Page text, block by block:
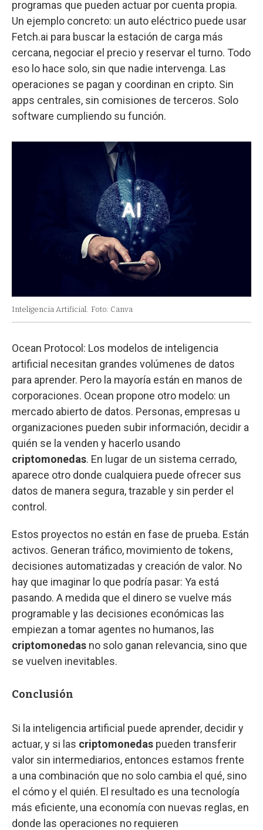
programas que pueden actuar por cuenta propia.
Un ejemplo concreto: un auto eléctrico puede usar
Fetch.ai para buscar la estación de carga más
cercana, negociar el precio y reservar el turno. Todo
eso lo hace solo, sin que nadie intervenga. Las
operaciones se pagan y coordinan en cripto. Sin
apps centrales, sin comisiones de terceros. Solo
software cumpliendo su función.
Inteligencia Artificial. Foto: Canva
Ocean Protocol: Los modelos de inteligencia
artificial necesitan grandes volúmenes de datos
para aprender. Pero la mayoría están en manos de
corporaciones. Ocean propone otro modelo: un
mercado abierto de datos. Personas, empresas u
organizaciones pueden subir información, decidir a
quién se la venden y hacerlo usando
criptomonedas. En lugar de un sistema cerrado,
aparece otro donde cualquiera puede ofrecer sus
datos de manera segura, trazable y sin perder el
control.
Estos proyectos no están en fase de prueba. Están
activos. Generan tráfico, movimiento de tokens,
decisiones automatizadas y creación de valor. No
hay que imaginar lo que podría pasar: Ya está
pasando. A medida que el dinero se vuelve más
programable y las decisiones económicas las
empiezan a tomar agentes no humanos, las
criptomonedas no solo ganan relevancia, sino que
se vuelven inevitables.
Conclusión
Si la inteligencia artificial puede aprender, decidir y
actuar, y si las criptomonedas pueden transferir
valor sin intermediarios, entonces estamos frente
a una combinación que no solo cambia el qué, sino
el cómo y el quién. El resultado es una tecnología
más eficiente, una economía con nuevas reglas, en
donde las operaciones no requieren